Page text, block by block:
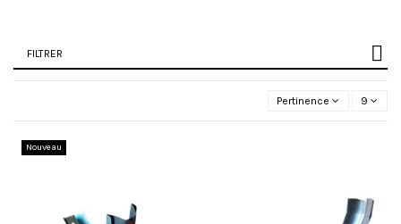
FILTRER
Pertinence 9
Nouveau